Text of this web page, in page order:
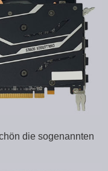
die sogenannten